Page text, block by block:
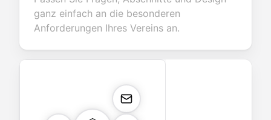
ganz einfach an die besonderen
Anforderungen Ihres Vereins an.